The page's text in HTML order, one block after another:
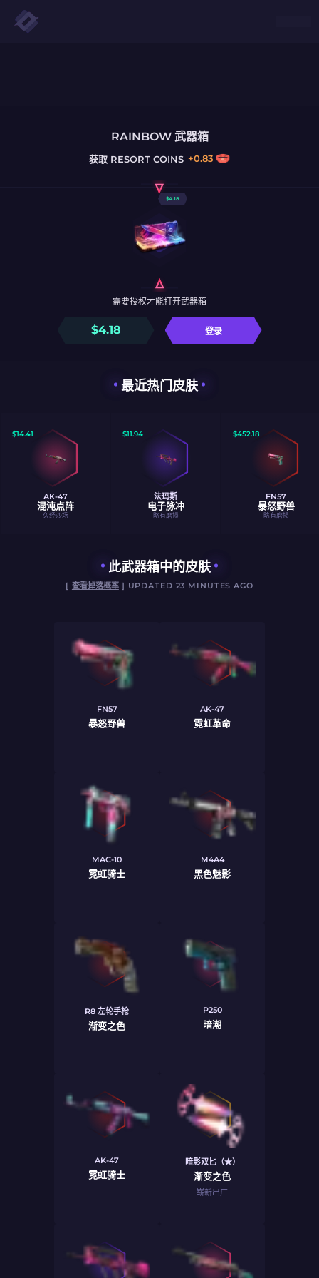
RAINBOW 武器箱
获取 RESORT COINS +0.83
$4.18
$4.18 登录
需要授权才能打开武器箱
最近热门皮肤
$14.41
AK-47
混沌点阵
久经沙场
$11.94
法玛斯
电子脉冲
略有磨损
$452.18
FN57
暴怒野兽
略有磨损
此武器箱中的皮肤
[ 查看掉落概率] UPDATED 23 MINUTES AGO
FN57
暴怒野兽
AK-47
霓虹革命
MAC-10
霓虹骑士
M4A4
黑色魅影
R8 左轮手枪
渐变之色
P250
暗潮
AK-47
霓虹骑士
暗影双匕（★）
渐变之色
崭新出厂